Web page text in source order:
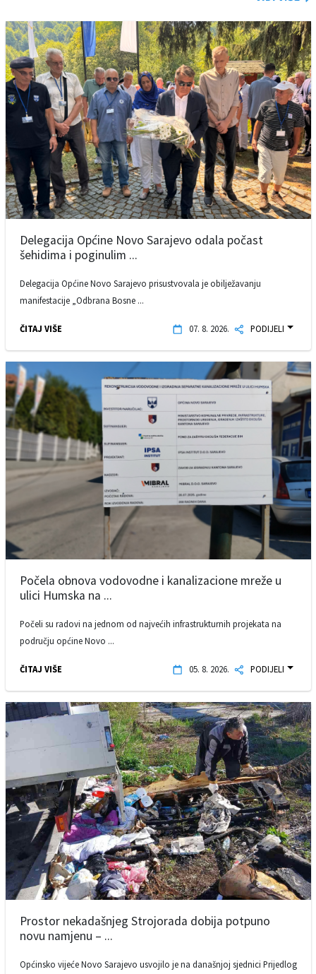
Delegacija Općine Novo Sarajevo odala počast
šehidima i poginulim ...
Delegacija Općine Novo Sarajevo prisustvovala je obilježavanju
manifestacije „Odbrana Bosne ...
ČITAJ VIŠE 07. 8. 2026. PODIJELI
Počela obnova vodovodne i kanalizacione mreže u
ulici Humska na ...
Počeli su radovi na jednom od najvećih infrastrukturnih projekata na
području općine Novo ...
ČITAJ VIŠE 05. 8. 2026. PODIJELI
Prostor nekadašnjeg Strojorada dobija potpuno
novu namjenu – ...
Općinsko vijeće Novo Sarajevo usvojilo je na današnjoj sjednici Prijedlog